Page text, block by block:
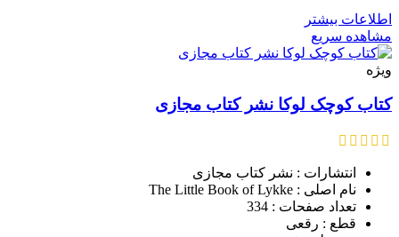
اطلاعات بیشتر
مشاهده سریع
ویژه
کتاب کوچک لوکا نشر کتاب مجازی
انتشارات : نشر کتاب مجازی
نام اصلی : The Little Book of Lykke
تعداد صفحات : 334
قطع : رقعی